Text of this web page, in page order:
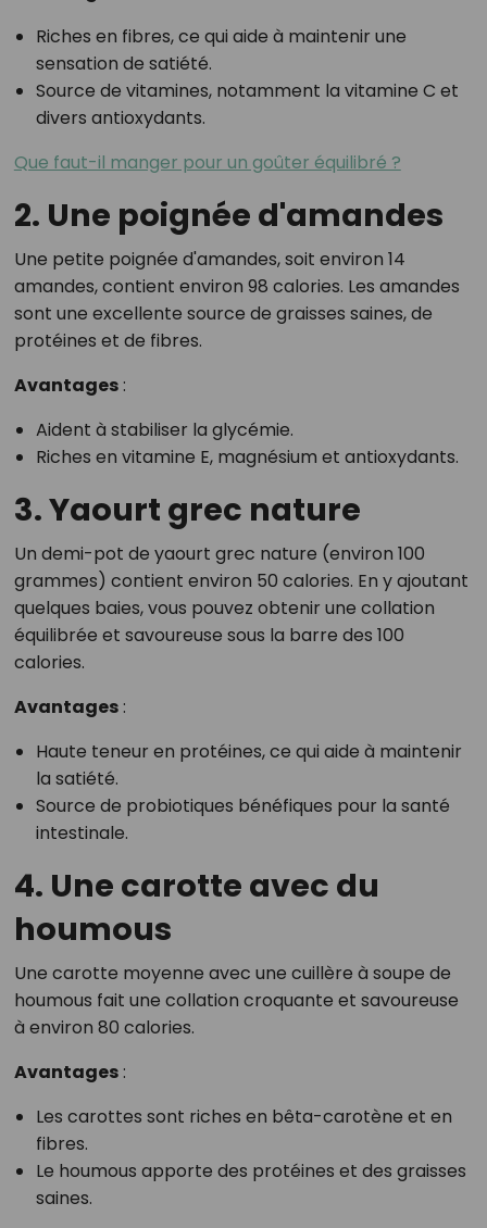
Riches en fibres, ce qui aide à maintenir une
sensation de satiété.
Source de vitamines, notamment la vitamine C et
divers antioxydants.
Que faut-il manger pour un goûter équilibré ?
2. Une poignée d'amandes
Une petite poignée d'amandes, soit environ 14
amandes, contient environ 98 calories. Les amandes
sont une excellente source de graisses saines, de
protéines et de fibres.
Avantages:
Aident à stabiliser la glycémie.
Riches en vitamine E, magnésium et antioxydants.
3. Yaourt grec nature
Un demi-pot de yaourt grec nature (environ 100
grammes) contient environ 50 calories. En y ajoutant
quelques baies, vous pouvez obtenir une collation
équilibrée et savoureuse sous la barre des 100
calories.
Avantages:
Haute teneur en protéines, ce qui aide à maintenir
la satiété.
Source de probiotiques bénéfiques pour la santé
intestinale.
4. Une carotte avec du
houmous
Une carotte moyenne avec une cuillère à soupe de
houmous fait une collation croquante et savoureuse
à environ 80 calories.
Avantages:
Les carottes sont riches en bêta-carotène et en
fibres.
Le houmous apporte des protéines et des graisses
saines.